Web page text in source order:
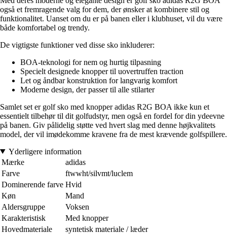
også et fremragende valg for dem, der ønsker at kombinere stil og
funktionalitet. Uanset om du er på banen eller i klubhuset, vil du være
både komfortabel og trendy.
De vigtigste funktioner ved disse sko inkluderer:
BOA-teknologi for nem og hurtig tilpasning
Specielt designede knopper til uovertruffen traction
Let og åndbar konstruktion for langvarig komfort
Moderne design, der passer til alle stilarter
Samlet set er golf sko med knopper adidas R2G BOA ikke kun et
essentielt tilbehør til dit golfudstyr, men også en fordel for din ydeevne
på banen. Giv pålidelig støtte ved hvert slag med denne højkvalitets
model, der vil imødekomme kravene fra de mest krævende golfspillere.
Yderligere information
Mærke
adidas
Farve
ftwwht/silvmt/luclem
Dominerende farve Hvid
Køn
Mand
Aldersgruppe
Voksen
Karakteristisk
Med knopper
Hovedmateriale
syntetisk materiale / læder